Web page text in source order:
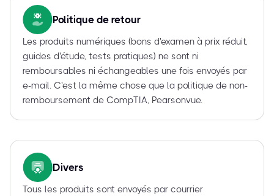
Politique de retour
Les produits numériques (bons d'examen à prix réduit,
guides d'étude, tests pratiques) ne sont ni
remboursables ni échangeables une fois envoyés par
e-mail. C'est la même chose que la politique de non-
remboursement de CompTIA, Pearsonvue.
Divers
Tous les produits sont envoyés par courrier